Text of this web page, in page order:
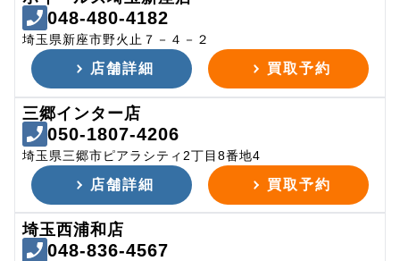
048-480-4182
埼玉県新座市野火止７－４－２
店舗詳細 買取予約
三郷インター店
050-1807-4206
埼玉県三郷市ピアラシティ2丁目8番地4
店舗詳細 買取予約
埼玉西浦和店
048-836-4567